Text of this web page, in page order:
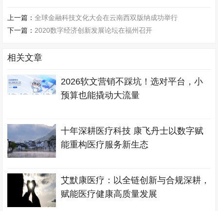
上一篇：全球金融科技文化大会在云南西双版纳成功举行
下一篇：2020数字经济创新发展论坛在福州召开
相关文章
2026软文营销不踩坑！选对平台，小
预算也能撬动大流量
十年深耕医疗科技 康飞丹士以数字赋
能重构医疗服务新生态
艾默康医疗：以全链创新与合规深耕，
赋能医疗健康高质量发展